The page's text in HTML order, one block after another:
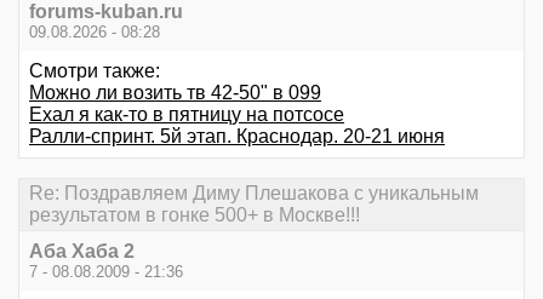
forums-kuban.ru
09.08.2026 - 08:28
Смотри также:
Можно ли возить тв 42-50" в 099
Ехал я как-то в пятницу на потсосе
Ралли-спринт. 5й этап. Краснодар. 20-21 июня
Re: Поздравляем Диму Плешакова с уникальным
результатом в гонке 500+ в Москве!!!
Аба Хаба 2
7 - 08.08.2009 - 21:36